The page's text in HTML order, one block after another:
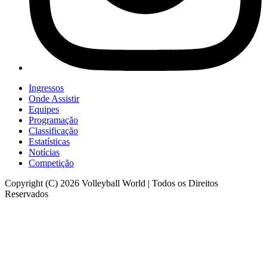
Ingressos
Onde Assistir
Equipes
Programação
Classificação
Estatísticas
Notícias
Competição
Copyright (C) 2026 Volleyball World | Todos os Direitos
Reservados